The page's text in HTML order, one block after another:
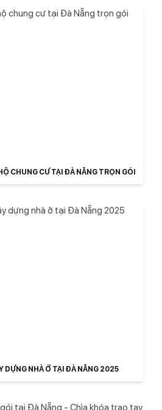
CHUNG CƯ TẠI ĐÀ NẴNG TRỌN GÓI
DỰNG NHÀ Ở TẠI ĐÀ NẴNG 2025